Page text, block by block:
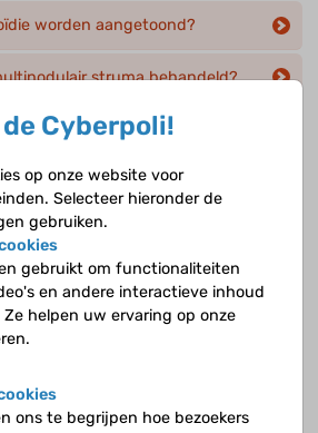
worden aangetoond?
struma behandeld?
ogen krijgen bij de ziekte
jodium bij de behandeling van de
bij de ziekte van Graves?
Cyberpoli!
op onze website voor
Selecteer hieronder de
gebruiken.
gebruikt om functionaliteiten
en andere interactieve inhoud
helpen uw ervaring op onze
ons te begrijpen hoe bezoekers